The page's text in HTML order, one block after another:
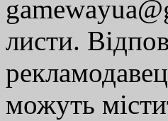
листи.
можуть